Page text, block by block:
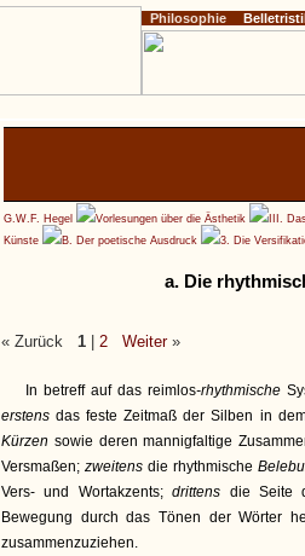
G.W.F. Hegel Vorlesungen über die Ästhetik III.
Künste
B. Der poetische Ausdruck 3. Die
a. Die
« Zurück 1 2 Weiter»
In betreff auf das reimlos-rhythmische
erstensdas feste Zeitmaß der Silben in
Kürzen sowie deren mannigfaltige
Versmaßen; zweitens die rhythmische
Vers- und Wortakzents;drittens die Seite
Bewegung durch das Tönen der Wörter
zusammenzuziehen.
Philosophie